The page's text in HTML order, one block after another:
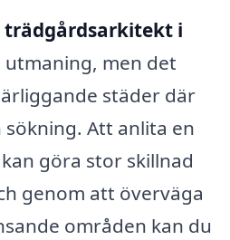
trädgårdsarkitekt i
utmaning, men det
städer där
Att anlita en
göra stor skillnad
genom att överväga
områden kan du